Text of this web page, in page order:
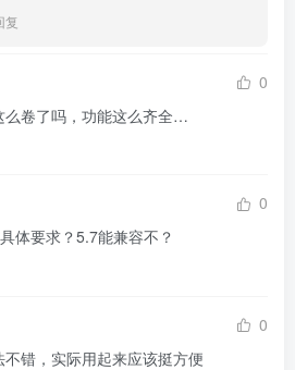
复
0
么卷了吗，功能这么齐全…
0
体要求？5.7能兼容不？
0
错，实际用起来应该挺方便